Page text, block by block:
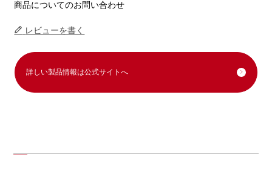
商品についてのお問い合わせ
レビューを書く
詳しい製品情報は公式サイトへ